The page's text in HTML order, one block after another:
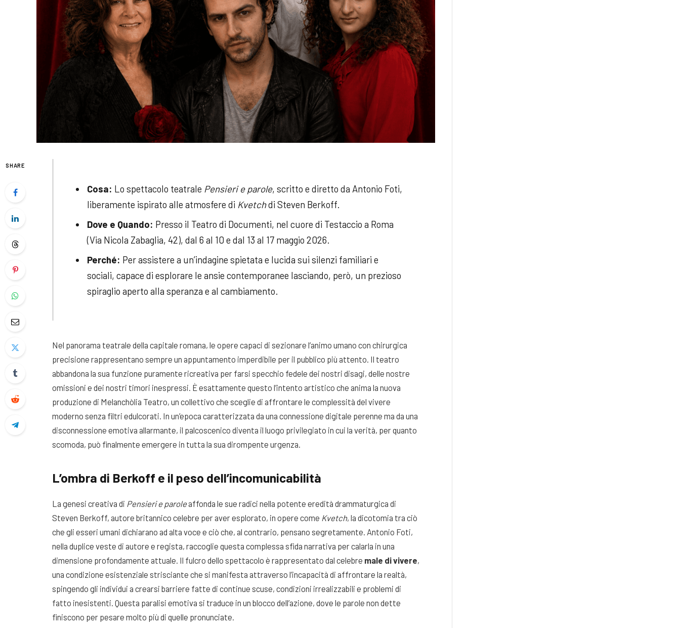
SHARE
Cosa: Lo spettacolo teatrale Pensieri e parole, scritto e diretto da Antonio Foti,
liberamente ispirato alle atmosfere di Kvetchdi Steven Berkoff.
Dove e Quando: Presso il Teatro di Documenti, nel cuore di Testaccio a Roma
(Via Nicola Zabaglia, 42), dal 6 al 10 e dal 13 al 17 maggio 2026.
Perché: Per assistere a un’indagine spietata e lucida sui silenzi familiari e
sociali, capace di esplorare le ansie contemporanee lasciando, però, un prezioso
spiraglio aperto alla speranza e al cambiamento.
Nel panorama teatrale della capitale romana, le opere capaci di sezionare l’animo umano con chirurgica
precisione rappresentano sempre un appuntamento imperdibile per il pubblico più attento. Il teatro
abbandona la sua funzione puramente ricreativa per farsi specchio fedele dei nostri disagi, delle nostre
omissioni e dei nostri timori inespressi. È esattamente questo l’intento artistico che anima la nuova
produzione di Melanchòlia Teatro, un collettivo che sceglie di affrontare le complessità del vivere
moderno senza filtri edulcorati. In un’epoca caratterizzata da una connessione digitale perenne ma da una
disconnessione emotiva allarmante, il palcoscenico diventa il luogo privilegiato in cui la verità, per quanto
scomoda, può finalmente emergere in tutta la sua dirompente urgenza.
L’ombra di Berkoff e il peso dell’incomunicabilità
La genesi creativa di Pensieri e paroleaffonda le sue radici nella potente eredità drammaturgica di
Steven Berkoff, autore britannico celebre per aver esplorato, in opere come Kvetch, la dicotomia tra ciò
che gli esseri umani dichiarano ad alta voce e ciò che, al contrario, pensano segretamente. Antonio Foti,
nella duplice veste di autore e regista, raccoglie questa complessa sfida narrativa per calarla in una
dimensione profondamente attuale. Il fulcro dello spettacolo è rappresentato dal celebre male di vivere,
una condizione esistenziale strisciante che si manifesta attraverso l’incapacità di affrontare la realtà,
spingendo gli individui a crearsi barriere fatte di continue scuse, condizioni irrealizzabili e problemi di
fatto inesistenti. Questa paralisi emotiva si traduce in un blocco dell’azione, dove le parole non dette
finiscono per pesare molto più di quelle pronunciate.